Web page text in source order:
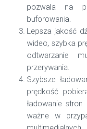
pozwala na
buforowania.
Lepsza jakość
wideo, szybka
odtwarzanie
przerywania.
Szybsze
prędkość
ładowanie
ważne w